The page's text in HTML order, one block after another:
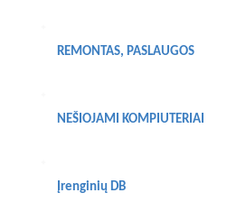
REMONTAS, PASLAUGOS
NEŠIOJAMI KOMPIUTERIAI
Įrenginių DB